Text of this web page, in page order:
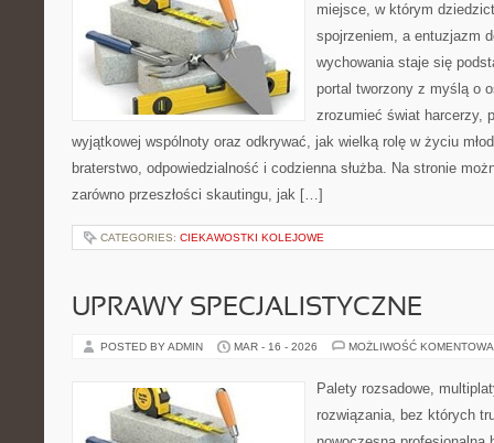
miejsce, w którym
spojrzeniem, a entuzjazm
wychowania staje się
portal tworzony z myślą o
zrozumieć świat harcerzy,
wyjątkowej wspólnoty oraz odkrywać, jak wielką rolę w życiu
braterstwo, odpowiedzialność i codzienna służba. Na stronie
zarówno przeszłości skautingu, jak […]
CATEGORIES: CIEKAWOSTKI KOLEJOWE
UPRAWY SPECJALISTYCZNE
POSTED BY ADMIN MAR - 16 - 2026 MOŻLIWOŚĆ
Palety rozsadowe,
rozwiązania, bez których